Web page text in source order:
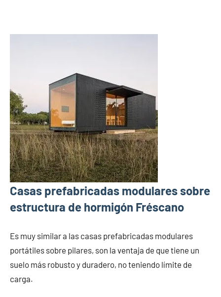
Casas prefabricadas modulares sobre
estructura de hormigón Fréscano
Es muy similar a las casas prefabricadas modulares
portátiles sobre pilares, son la ventaja de que tiene un
suelo más robusto y duradero, no teniendo límite de
carga.